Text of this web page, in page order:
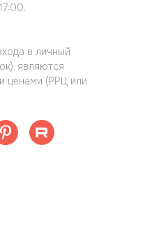
в личный
являются
ценами (РРЦ или